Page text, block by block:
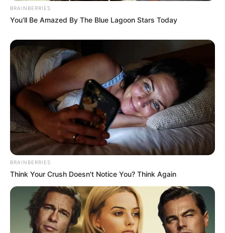
BRAINBERRIES
You'll Be Amazed By The Blue Lagoon Stars Today
BRAINBERRIES
Think Your Crush Doesn't Notice You? Think Again